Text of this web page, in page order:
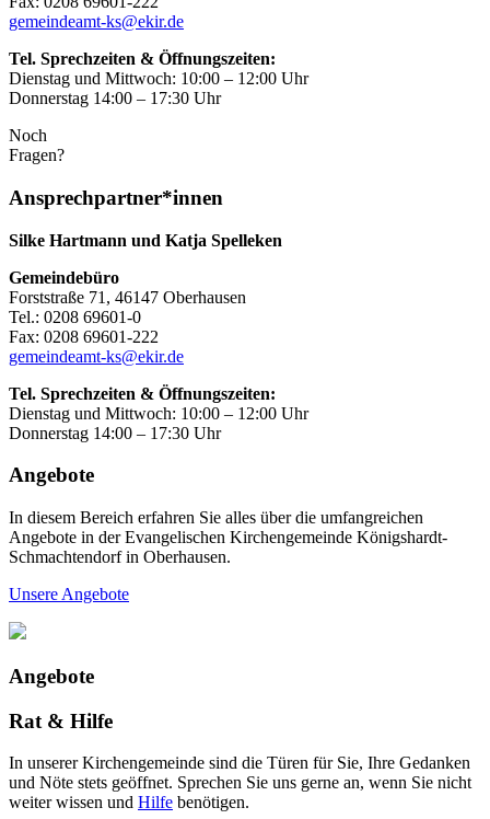
gemeindeamt-ks@ekir.de
Tel. Sprechzeiten & Öffnungszeiten:
Dienstag und Mittwoch: 10:00 – 12:00 Uhr
Donnerstag 14:00 – 17:30 Uhr
Noch
Fragen?
Ansprechpartner*innen
Silke Hartmann und Katja Spelleken
Gemeindebüro
Forststraße 71, 46147 Oberhausen
Tel.: 0208 69601-0
Fax: 0208 69601-222
gemeindeamt-ks@ekir.de
Tel. Sprechzeiten & Öffnungszeiten:
Dienstag und Mittwoch: 10:00 – 12:00 Uhr
Donnerstag 14:00 – 17:30 Uhr
Angebote
In diesem Bereich erfahren Sie alles über die umfangreichen
Angebote in der Evangelischen Kirchengemeinde Königshardt-
Schmachtendorf in Oberhausen.
Unsere Angebote
Angebote
Rat & Hilfe
In unserer Kirchengemeinde sind die Türen für Sie, Ihre Gedanken
und Nöte stets geöffnet. Sprechen Sie uns gerne an, wenn Sie nicht
weiter wissen und Hilfe benötigen.